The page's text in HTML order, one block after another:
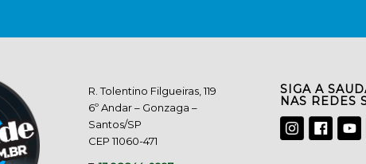
R. Tolentino Filgueiras, 119
6º Andar – Gonzaga –
Santos/SP
CEP 11060-471
SIGA A
NAS REDES